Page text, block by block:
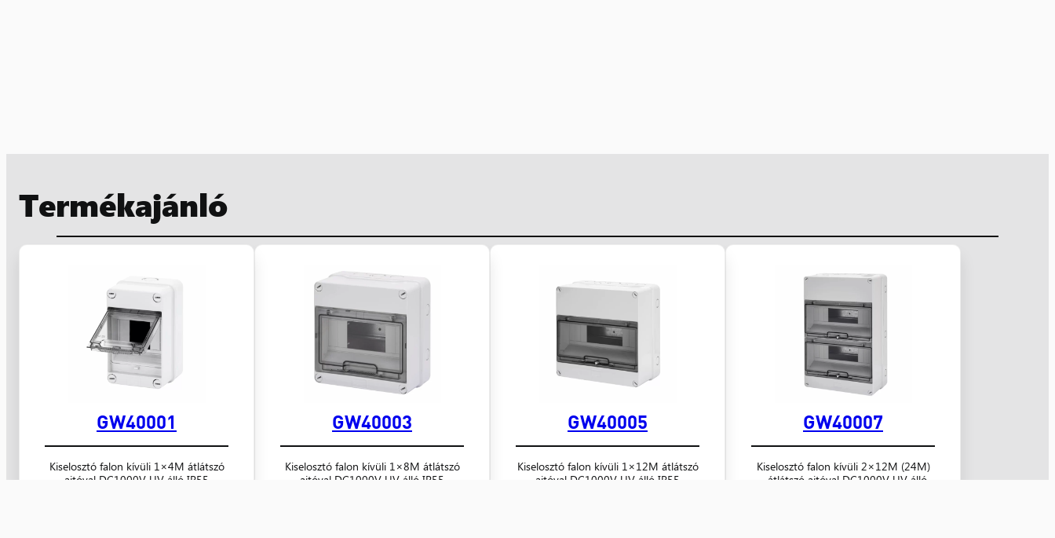
Termékajánló
GW40007
Kiselosztó falon kívüli 2×12M (24M)
átlátszó ajtóval DC1000V UV álló…
GW40005
Kiselosztó falon kívüli 1×12M átlátszó
ajtóval DC1000V UV álló IP55
GW40003
Kiselosztó falon kívüli 1×8M átlátszó
ajtóval DC1000V UV álló IP55
GW40001
Kiselosztó falon kívüli 1×4M átlátszó
ajtóval DC1000V UV álló IP55